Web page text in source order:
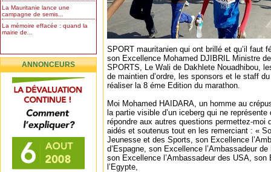
La Mauritanie lance une
campagne de semis...
La mémoire effacée : quand la
mairie de...
ANNONCEURS
SPORT mauritanien qui ont brillé et qu’il faut
son Excellence Mohamed DJIBRIL Ministre
SPORTS, Le Wali de Dakhlete Nouadhibou,
de maintien d’ordre, les sponsors et le staff
réaliser la 8 éme Edition du marathon.
Moi Mohamed HAIDARA, un homme au
la partie visible d’un iceberg qui ne
répondre aux autres questions permettez-moi
aidés et soutenus tout en les remerciant : «
Jeunesse et des Sports, son Excellence
d’Espagne, son Excellence l’Ambassadeur
son Excellence l’Ambassadeur des USA, son
l’Egypte,